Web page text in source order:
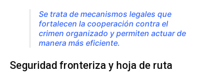
Se trata de mecanismos legales que
fortalecen la cooperación contra el
crimen organizado y permiten actuar de
manera más eficiente.
Seguridad fronteriza y hoja de ruta